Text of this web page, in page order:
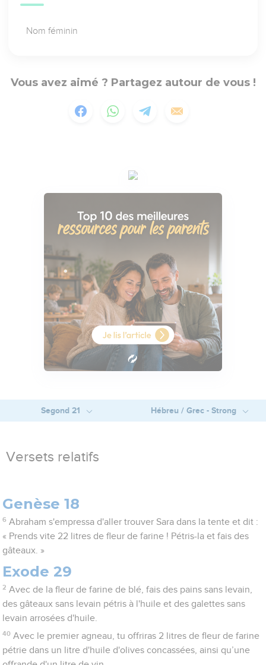
Nom féminin
Vous avez aimé ? Partagez autour de vous !
Segond 21 Hébreu / Grec - Strong
Versets relatifs
Genèse 18
6 Abraham s'empressa d'aller trouver Sara dans la tente et dit :
« Prends vite 22 litres de fleur de farine ! Pétris-la et fais des
gâteaux. »
Exode 29
2 Avec de la fleur de farine de blé, fais des pains sans levain,
des gâteaux sans levain pétris à l'huile et des galettes sans
levain arrosées d'huile.
40 Avec le premier agneau, tu offriras 2 litres de fleur de farine
pétrie dans un litre d'huile d'olives concassées, ainsi qu’une